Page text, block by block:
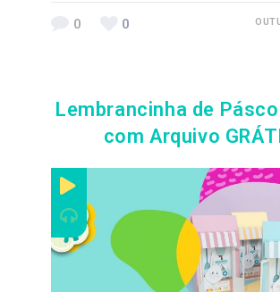
0 0
Lembrancinha de
com Arquivo